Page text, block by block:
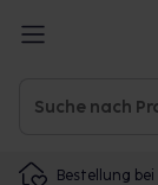
Bestellung bei